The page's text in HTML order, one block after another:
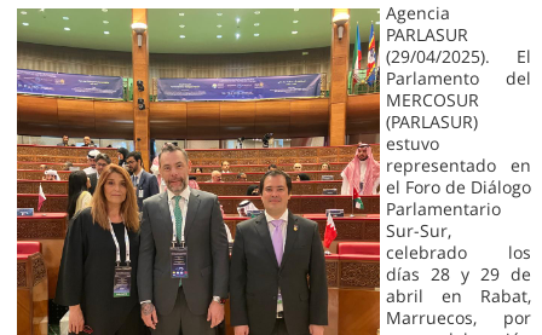
Agencia
PARLASUR
(29/04/2025). El
Parlamento del
MERCOSUR
(PARLASUR)
estuvo
representado en
el Foro de Diálogo
Parlamentario
Sur-Sur,
celebrado los
días 28 y 29 de
abril en Rabat,
Marruecos, por